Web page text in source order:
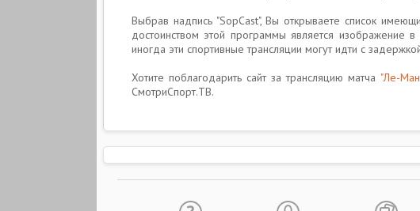
Выбрав надпись "SopCast", Вы открываете список
достоинством этой программы является изображение
иногда эти спортивные трансляции могут идти с
Хотите поблагодарить сайт за трансляцию матча "Ле-
СмотриСпорт.ТВ.